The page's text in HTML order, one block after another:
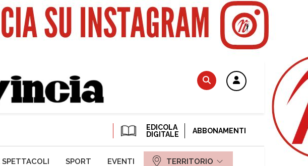
EDICOLA
DIGITALE
ABBONAMENTI
SPETTACOLI SPORT EVENTI TERRITORIO